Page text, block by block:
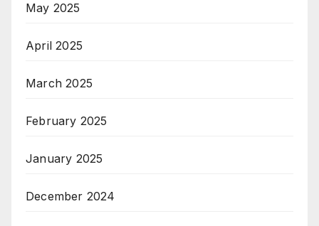
May 2025
April 2025
March 2025
February 2025
January 2025
December 2024